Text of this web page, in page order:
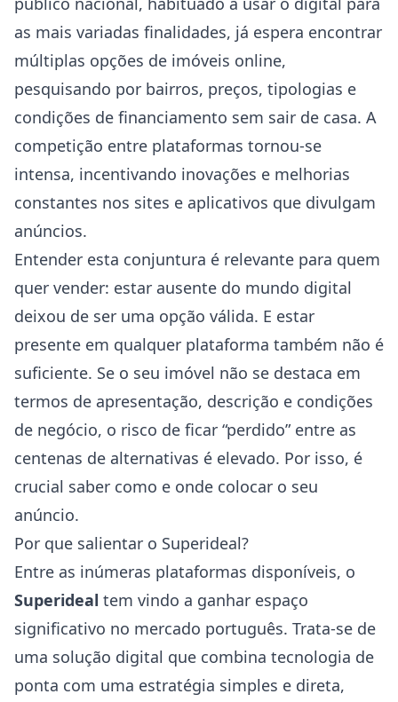
as mais variadas finalidades, já espera encontrar
múltiplas opções de imóveis online,
pesquisando por bairros, preços, tipologias e
condições de financiamento sem sair de casa. A
competição entre plataformas tornou-se
intensa, incentivando inovações e melhorias
constantes nos sites e aplicativos que divulgam
anúncios.
Entender esta conjuntura é relevante para quem
quer vender: estar ausente do mundo digital
deixou de ser uma opção válida. E estar
presente em qualquer plataforma também não é
suficiente. Se o seu imóvel não se destaca em
termos de apresentação, descrição e condições
de negócio, o risco de ficar “perdido” entre as
centenas de alternativas é elevado. Por isso, é
crucial saber como e onde colocar o seu
anúncio.
Por que salientar o Superideal?
Entre as inúmeras plataformas disponíveis, o
Superideal tem vindo a ganhar espaço
significativo no mercado português. Trata-se de
uma solução digital que combina tecnologia de
ponta com uma estratégia simples e direta,